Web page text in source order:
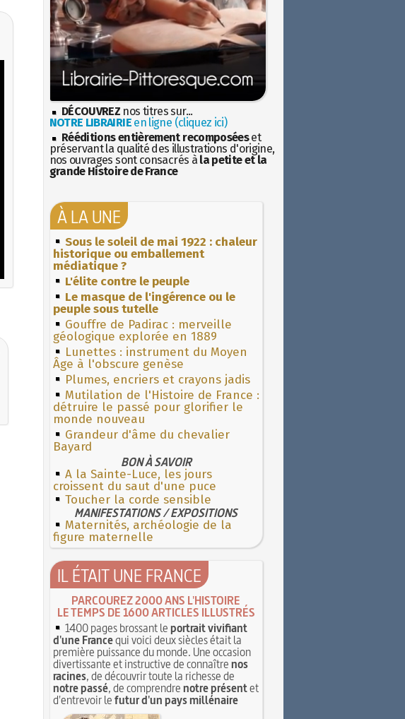
DÉCOUVREZ nos titres sur...
NOTRE LIBRAIRIEen ligne (cliquez ici)
Rééditions entièrement recomposéeset
préservant la qualité des illustrations d'origine,
nos ouvrages sont consacrés à la petite et la
grande Histoire de France
À LA UNE
Sous le soleil de mai 1922 : chaleur
historique ou emballement
médiatique ?
L'élite contre le peuple
Le masque de l'ingérence ou le
peuple sous tutelle
Gouffre de Padirac : merveille
géologique explorée en 1889
Lunettes : instrument du Moyen
Âge à l'obscure genèse
Plumes, encriers et crayons jadis
Mutilation de l'Histoire de France :
détruire le passé pour glorifier le
monde nouveau
Grandeur d'âme du chevalier
Bayard
BON À SAVOIR
A la Sainte-Luce, les jours
croissent du saut d'une puce
Toucher la corde sensible
MANIFESTATIONS / EXPOSITIONS
Maternités, archéologie de la
figure maternelle
IL ÉTAIT UNE FRANCE
PARCOUREZ 2000 ANS L'HISTOIRE
LE TEMPS DE 1600 ARTICLES ILLUSTRÉS
1400 pages brossant leportrait vivifiant
d'une Francequi voici deux siècles était la
première puissance du monde. Une occasion
divertissante et instructive de connaîtrenos
racines, de découvrir toute la richesse de
notre passé, de comprendrenotre présentet
d'entrevoir lefutur d'un pays millénaire